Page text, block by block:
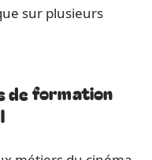
sur plusieurs
de formation